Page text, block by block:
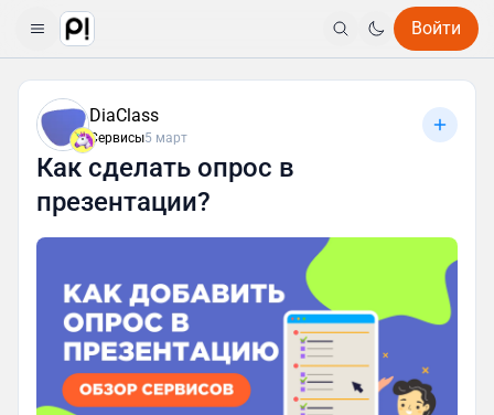
Войти
DiaClass
Сервисы5 март
Как сделать опрос в
презентации?